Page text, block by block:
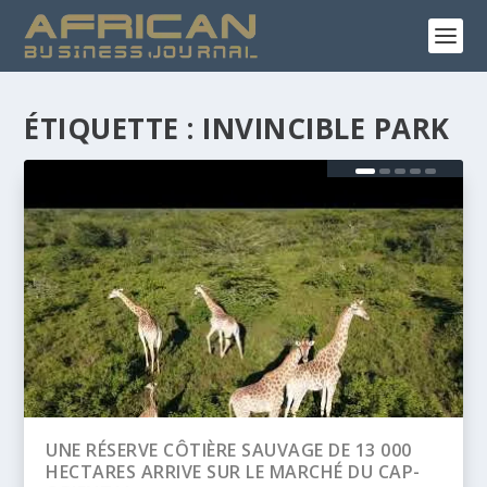
ÉTIQUETTE : INVINCIBLE PARK
CAP-
BANQUE AFRICAINE DE DÉVELOPPEMENT
(BAD) – ASSEMBLÉE ANNUELLES 2026 :